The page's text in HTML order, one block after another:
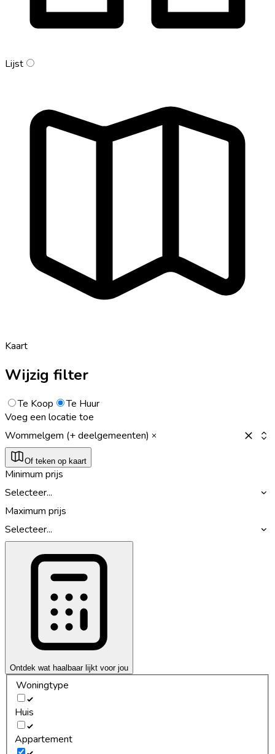
Lijst
Kaart
Wijzig filter
Te Koop
Te Huur
Voeg een locatie toe
Wommelgem (+ deelgemeenten)
Of teken op kaart
Minimum prijs
Selecteer...
Maximum prijs
Selecteer...
Ontdek wat haalbaar lijkt voor jou
Woningtype
Huis
Appartement